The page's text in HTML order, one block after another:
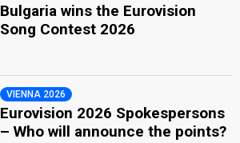
Bulgaria wins the Eurovision
Song Contest 2026
VIENNA 2026
Eurovision 2026 Spokespersons
– Who will announce the points?